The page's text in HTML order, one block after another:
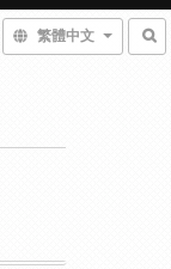
繁體中文